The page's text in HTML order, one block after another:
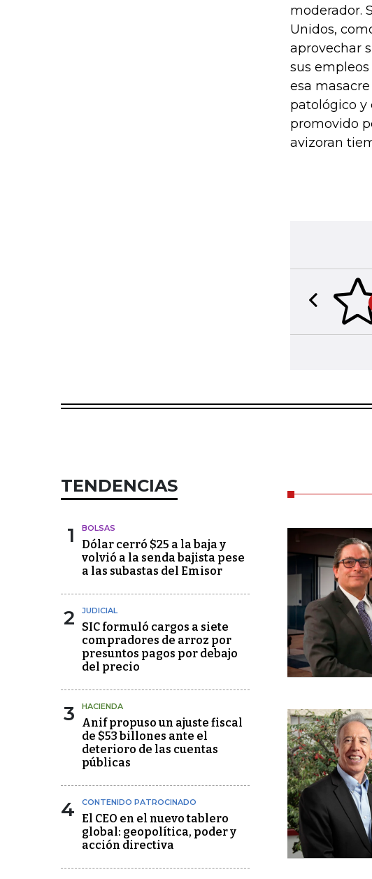
moderador.
Unidos,
aprovechar
sus
esa
patológico y
promovido
avizoran
Previous
TENDENCIAS
1 BOLSAS
Dólar cerró $25 a la baja y
volvió a la senda bajista pese
a las subastas del Emisor
2 JUDICIAL
SIC formuló cargos a siete
compradores de arroz por
presuntos pagos por debajo
del precio
3 HACIENDA
Anif propuso un ajuste fiscal
de $53 billones ante el
deterioro de las cuentas
públicas
4 CONTENIDO PATROCINADO
El CEO en el nuevo tablero
global: geopolítica, poder y
acción directiva